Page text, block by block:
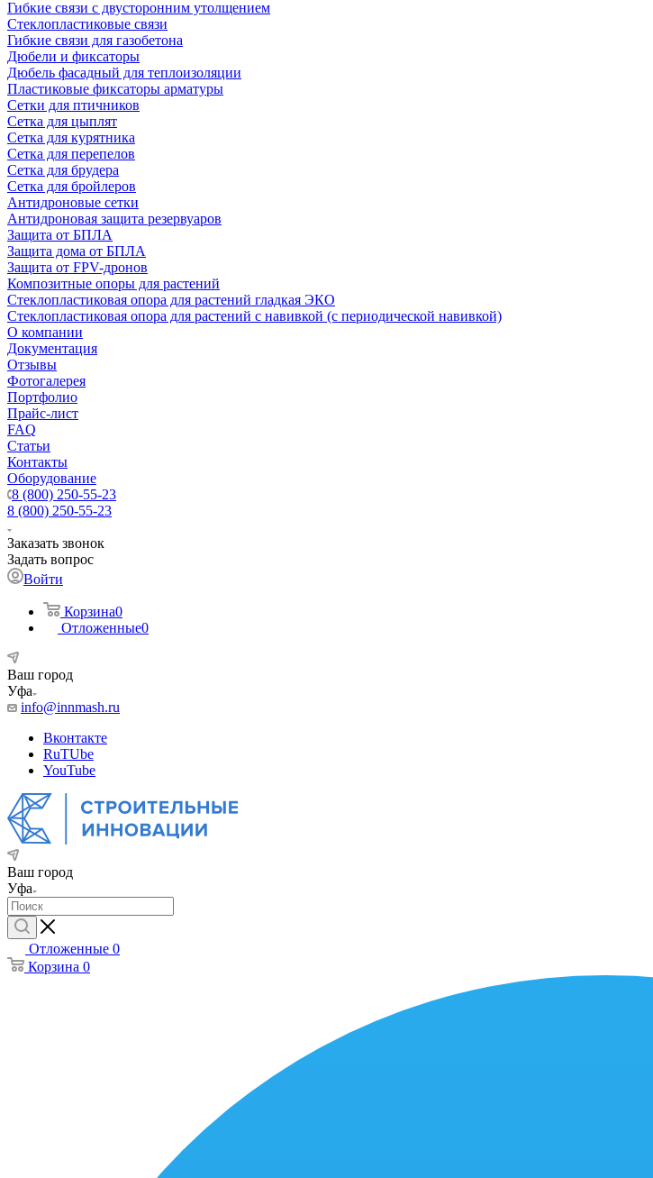
Гибкие связи с двусторонним утолщением
Стеклопластиковые связи
Гибкие связи для газобетона
Дюбели и фиксаторы
Дюбель фасадный для теплоизоляции
Пластиковые фиксаторы арматуры
Сетки для птичников
Сетка для цыплят
Сетка для курятника
Сетка для перепелов
Сетка для брудера
Сетка для бройлеров
Антидроновые сетки
Антидроновая защита резервуаров
Защита от БПЛА
Защита дома от БПЛА
Защита от FPV-дронов
Композитные опоры для растений
Стеклопластиковая опора для растений гладкая ЭКО
Стеклопластиковая опора для растений с навивкой (с периодической навивкой)
О компании
Документация
Отзывы
Фотогалерея
Портфолио
Прайс-лист
FAQ
Статьи
Контакты
Оборудование
8 (800) 250-55-23
8 (800) 250-55-23
Заказать звонок
Задать вопрос
Войти
Корзина0
Отложенные0
Ваш город
Уфа
info@innmash.ru
Вконтакте
RuTUbe
YouTube
Ваш город
Уфа
Отложенные 0
Корзина 0